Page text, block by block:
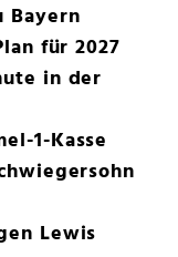
Bayern
für 2027
in der
1-Kasse
Lewis